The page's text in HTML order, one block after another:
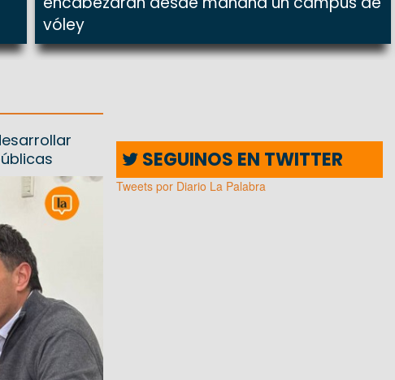
vóley
SEGUINOS EN TWITTER
Tweets por Diario La Palabra